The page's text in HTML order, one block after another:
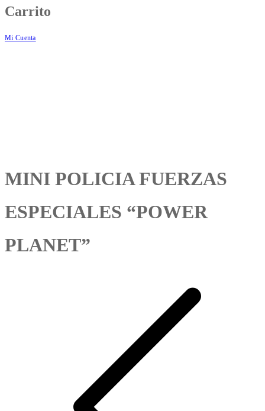
Carrito
Mi Cuenta
MINI POLICIA FUERZAS
ESPECIALES “POWER
PLANET”